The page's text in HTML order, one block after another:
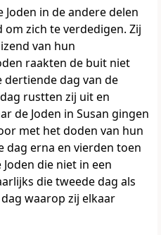
in de andere delen
zich te verdedigen. Zij
van hun
raakten de buit niet
dertiende dag van de
rustten zij uit en
de Joden in Susan gingen
met het doden van hun
dag erna en vierden toen
die niet in een
die tweede dag als
waarop zij elkaar